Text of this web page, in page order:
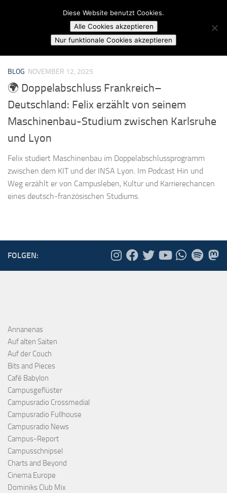
Skip to content
Campusradio Karlsruhe
MARKIERT:AUSLANDSSTUDIUM FRANKREICH
BLOG NOVEMBER 12, 2025
🌍 Doppelabschluss Frankreich–
Deutschland: Felix erzählt von seinem
Maschinenbau-Studium zwischen Karlsruhe
und Lyon
Felix studiert Maschinenbau im Doppelabschlussprogramm
zwischen dem KIT und der INSA Lyon. Im Podcast Hin und
Weg erzählt er von Campusleben, Kultur und Karrierechancen
eines deutsch-französischen Studiums.
FOLGEN:
Annanenas
Auf alten Saiten
Auf der Couch
Bits and Pieces
Café Babylon
Campusgeflüster
Campusradio Crossmedial
Campusradio Fullhouse
Campusradio News
Campus-Report
Campusschnipsel
Charts and Beyond
Cinema Europe
Dominiks Club Mix
Diese Website benutzt Cookies.
Alle Cookies akzeptieren
Nur funktionale Cookies akzeptieren